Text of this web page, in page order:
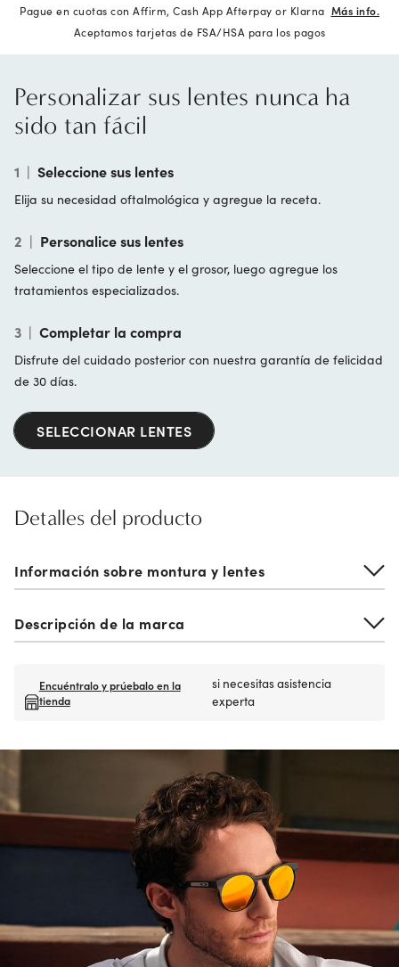
Pague en cuotas con Affirm, Cash App Afterpay or Klarna Más info.
Aceptamos tarjetas de FSA/HSA para los pagos
Personalizar sus lentes nunca ha
sido tan fácil
1 | Seleccione sus lentes
Elija su necesidad oftalmológica y agregue la receta.
2 | Personalice sus lentes
Seleccione el tipo de lente y el grosor, luego agregue los
tratamientos especializados.
3 | Completar la compra
Disfrute del cuidado posterior con nuestra garantía de felicidad
de 30 días.
SELECCIONAR LENTES
Detalles del producto
Información sobre montura y lentes
Descripción de la marca
Encuéntralo y prúebalo en la
tienda
si necesitas asistencia
experta